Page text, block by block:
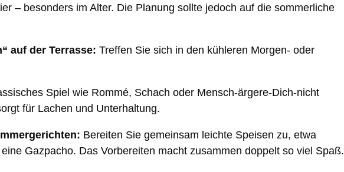
– besonders im Alter. Die Planung sollte jedoch auf die sommerliche
auf der Terrasse: Treffen Sie sich in den kühleren Morgen- oder
Spiel wie Rommé, Schach oder Mensch-ärgere-Dich-nicht
für Lachen und Unterhaltung.
Bereiten Sie gemeinsam leichte Speisen zu, etwa
Gazpacho. Das Vorbereiten macht zusammen doppelt so viel Spaß.